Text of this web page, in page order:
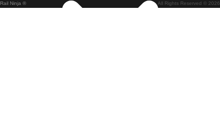
Treni Da Braga A Lisbona
Rail Ninja ® All Rights Reserved © 2026